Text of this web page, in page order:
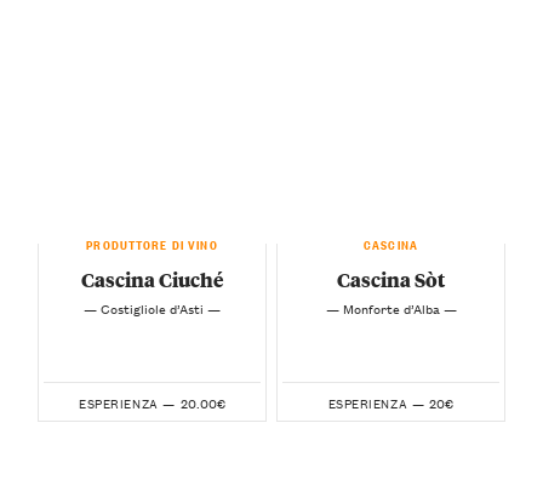
PRODUTTORE DI VINO
Cascina Ciuché
— Costigliole d’Asti —
ESPERIENZA — 20.00€
CASCINA
Cascina Sòt
— Monforte d’Alba —
ESPERIENZA — 20€